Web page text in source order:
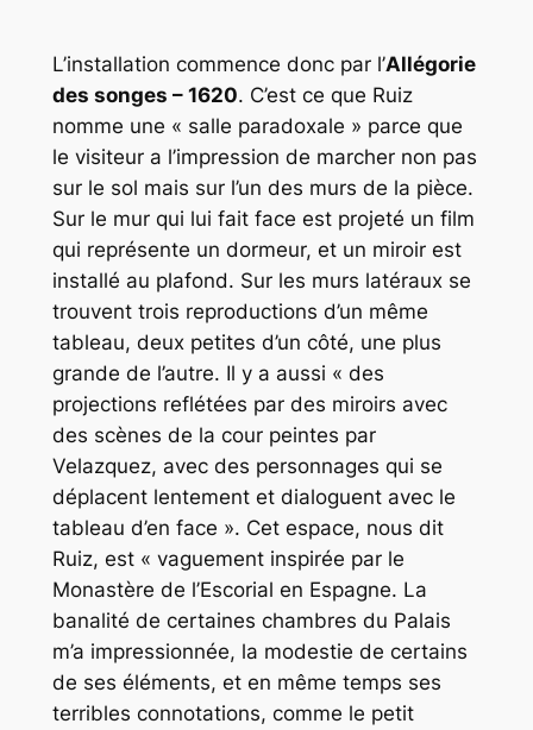
L’installation commence donc par l’Allégorie
des songes – 1620. C’est ce que Ruiz
nomme une « salle paradoxale » parce que
le visiteur a l’impression de marcher non pas
sur le sol mais sur l’un des murs de la pièce.
Sur le mur qui lui fait face est projeté un film
qui représente un dormeur, et un miroir est
installé au plafond. Sur les murs latéraux se
trouvent trois reproductions d’un même
tableau, deux petites d’un côté, une plus
grande de l’autre. Il y a aussi « des
projections reflétées par des miroirs avec
des scènes de la cour peintes par
Velazquez, avec des personnages qui se
déplacent lentement et dialoguent avec le
tableau d’en face ». Cet espace, nous dit
Ruiz, est « vaguement inspirée par le
Monastère de l’Escorial en Espagne. La
banalité de certaines chambres du Palais
m’a impressionnée, la modestie de certains
de ses éléments, et en même temps ses
terribles connotations, comme le petit